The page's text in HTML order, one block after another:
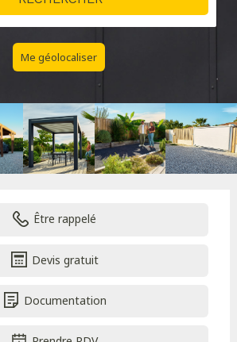
Me géolocaliser
Être rappelé
Devis gratuit
Documentation